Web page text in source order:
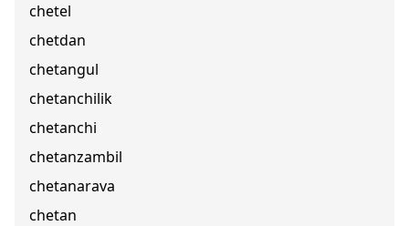
chetel
chetdan
chetangul
chetanchilik
chetanchi
chetanzambil
chetanarava
chetan